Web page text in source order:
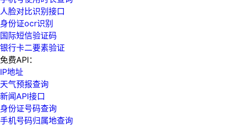
人脸对比识别接口
身份证ocr识别
国际短信验证码
银行卡二要素验证
免费API：
IP地址
天气预报查询
新闻API接口
身份证号码查询
手机号码归属地查询